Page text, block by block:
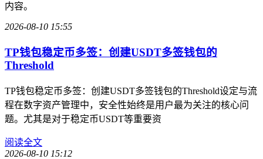
内容。
2026-08-10 15:55
TP钱包稳定币多签：创建USDT多签钱包的
Threshold
TP钱包稳定币多签：创建USDT多签钱包的Threshold设定与流
程在数字资产管理中，安全性始终是用户最为关注的核心问
题。尤其是对于稳定币USDT等重要资
阅读全文
2026-08-10 15:12